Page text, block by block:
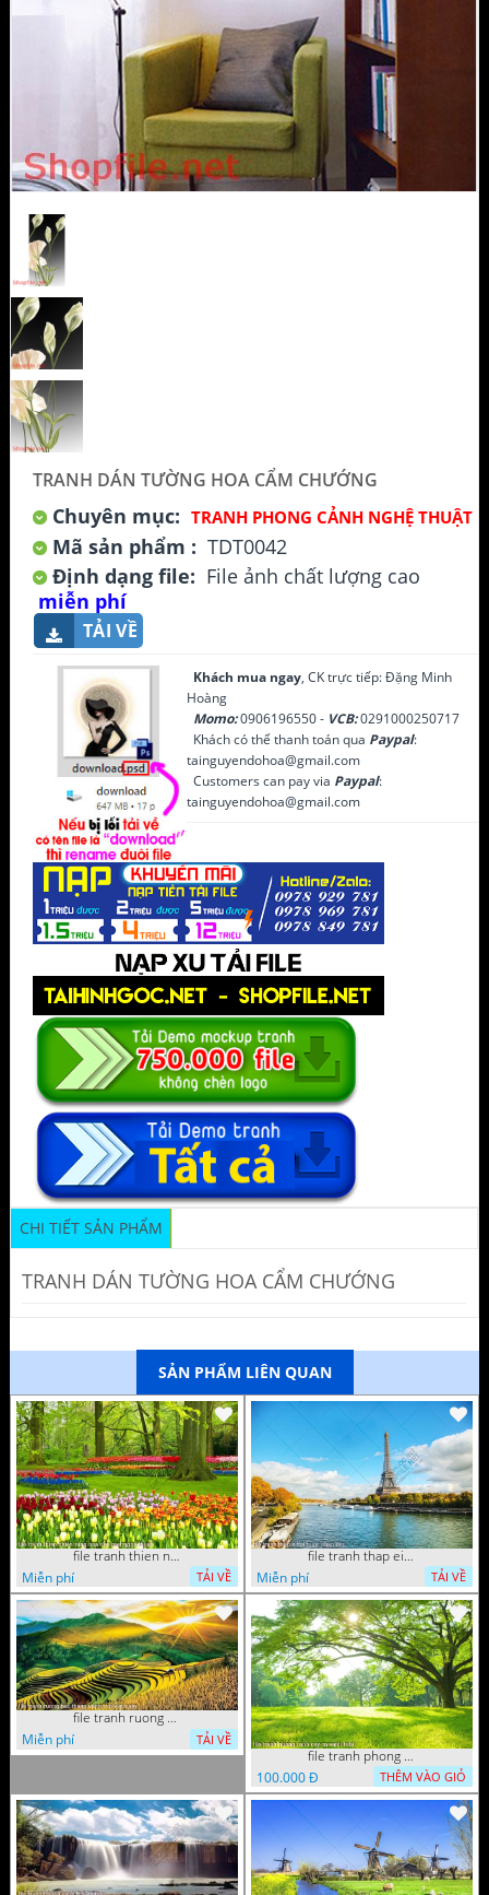
TRANH DÁN TƯỜNG HOA CẨM CHƯỚNG
Chuyên mục: TRANH PHONG CẢNH NGHỆ THUẬT
Mã sản phẩm : TDT0042
Định dạng file: File ảnh chất lượng cao
miễn phí
TẢI VỀ
Khách mua ngay, CK trực tiếp: Đặng Minh
Hoàng
Momo:0906196550 - VCB:0291000250717
Khách có thể thanh toán qua Paypal:
tainguyendohoa@gmail.com
Customers can pay via Paypal:
tainguyendohoa@gmail.com
CHI TIẾT SẢN PHẨM
TRANH DÁN TƯỜNG HOA CẨM CHƯỚNG
SẢN PHẨM LIÊN QUAN
file tranh thien nhien rung hoa dep mat nghe thuat
Miễn phí
TẢI VỀ
file tranh thap eiffel nuoc phap dep
Miễn phí
TẢI VỀ
file tranh ruong bac thang vung cao viet nam
Miễn phí
TẢI VỀ
file tranh phong canh cay co xanh tuoi
100.000 Đ
THÊM VÀO GIỎ